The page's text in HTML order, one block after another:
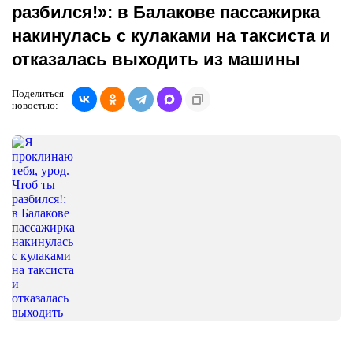
разбился!»: в Балакове пассажирка
накинулась с кулаками на таксиста и
отказалась выходить из машины
Поделиться
новостью: